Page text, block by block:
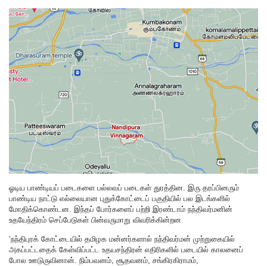
ஓடிய பாண்டியப் படைகளை பல்லவப் படைகள் துரத்தின. இரு தரப்பினரும்
பாண்டிய நாட்டு எல்லையான புதுக்கோட்டைப் பகுதியில் பல இடங்களில்
மோதிக்கொண்டன. இந்தப் போர்களைப் பற்றி இரண்டாம் நந்திவர்மனின்
உதயேந்திரம் செப்பேடுகள் பின்வருமாறு விவரிக்கின்றன
‘நந்திபுரக் கோட்டையில் தமிழக மன்னர்களால் நந்திவர்மன் முற்றுகையில்
அகப்பட்டதைக் கேள்விப்பட்ட உதயசந்திரன் எதிரிகளில் படையில் காலனைப்
போல ஊடுருவினான். நிம்பவனம், சூதவனம், சங்கிரகிராமம்,